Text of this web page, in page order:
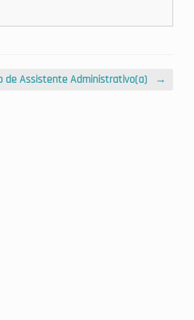
de Assistente Administrativo(a) →